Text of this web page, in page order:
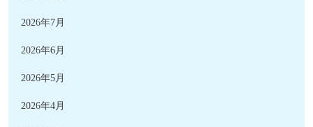
2026年7月
2026年6月
2026年5月
2026年4月